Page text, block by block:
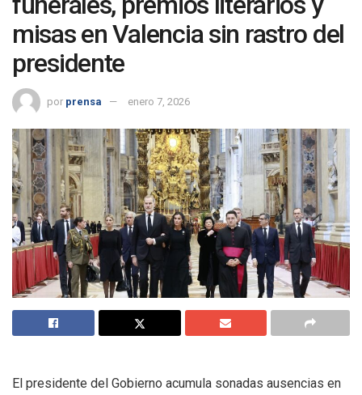
misas en Valencia sin rastro del
presidente
por prensa enero 7, 2026
El presidente del Gobierno acumula sonadas ausencias en